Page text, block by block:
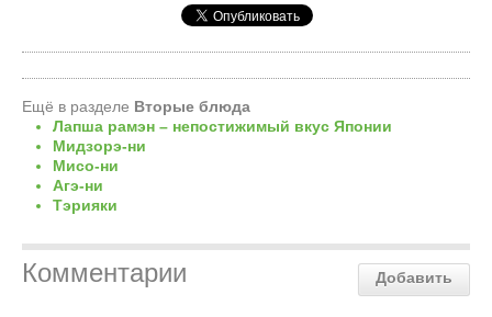
Ещё в разделе Вторые блюда
Лапша рамэн – непостижимый вкус Японии
Мидзорэ-ни
Мисо-ни
Агэ-ни
Тэрияки
Добавить
Комментарии